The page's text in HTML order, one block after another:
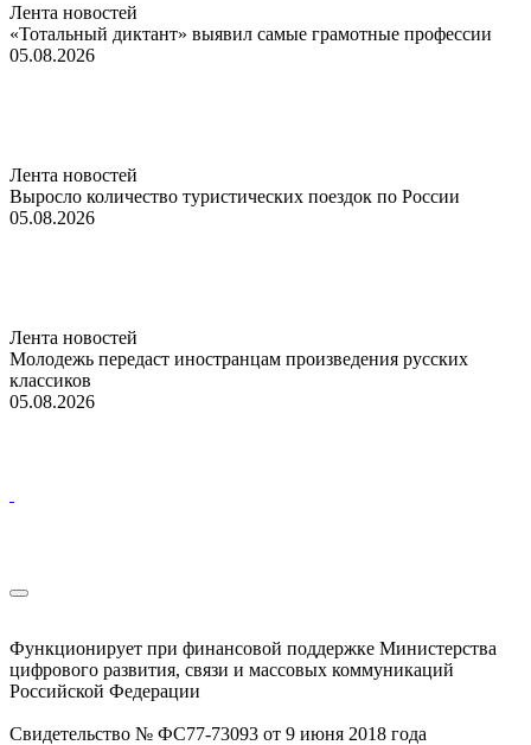
Лента новостей
«Тотальный диктант» выявил самые грамотные профессии
05.08.2026
Лента новостей
Выросло количество туристических поездок по России
05.08.2026
Лента новостей
Молодежь передаст иностранцам произведения русских
классиков
05.08.2026
Функционирует при финансовой поддержке Министерства
цифрового развития, связи и массовых коммуникаций
Российской Федерации
Свидетельство № ФС77-73093 от 9 июня 2018 года